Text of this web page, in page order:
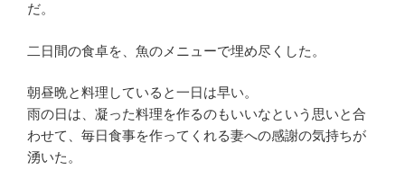
だ。
二日間の食卓を、魚のメニューで埋め尽くした。
朝昼晩と料理していると一日は早い。
雨の日は、凝った料理を作るのもいいなという思いと合
わせて、毎日食事を作ってくれる妻への感謝の気持ちが
湧いた。